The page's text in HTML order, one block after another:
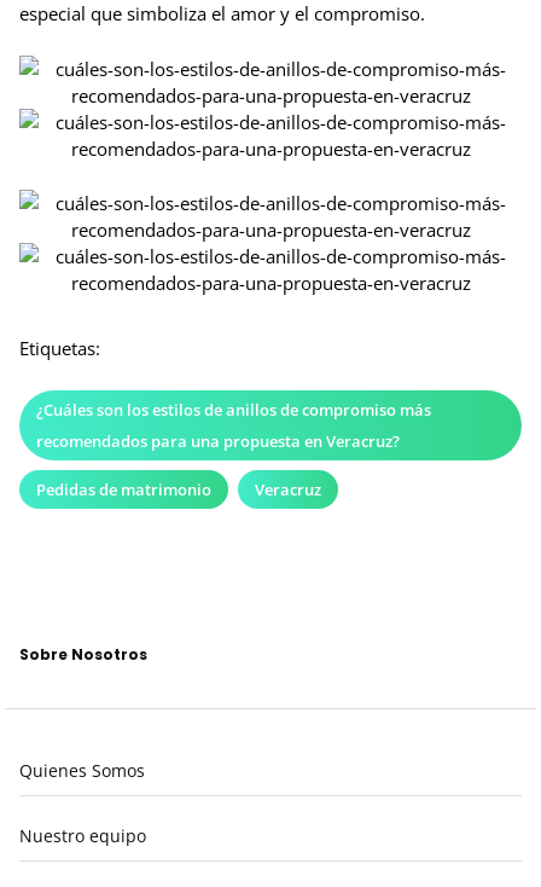
especial que simboliza el amor y el compromiso.
Etiquetas:
¿Cuáles son los estilos de anillos de compromiso más
recomendados para una propuesta en Veracruz?
Pedidas de matrimonio Veracruz
Sobre Nosotros
Quienes Somos
Nuestro equipo